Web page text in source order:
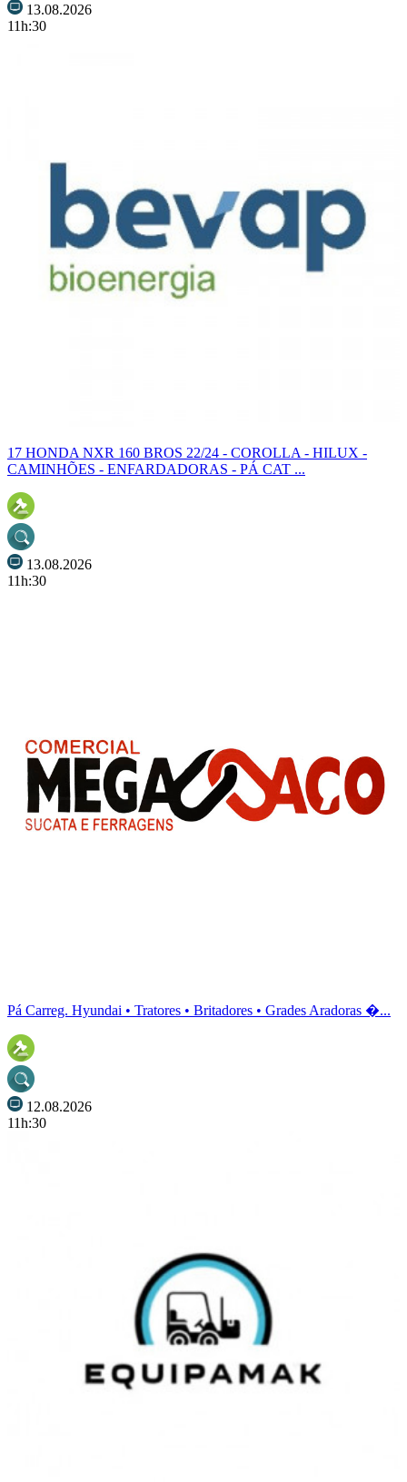
13.08.2026
11h:30
17 HONDA NXR 160 BROS 22/24 - COROLLA - HILUX -
CAMINHÕES - ENFARDADORAS - PÁ CAT ...
13.08.2026
11h:30
Pá Carreg. Hyundai • Tratores • Britadores • Grades Aradoras �...
12.08.2026
11h:30